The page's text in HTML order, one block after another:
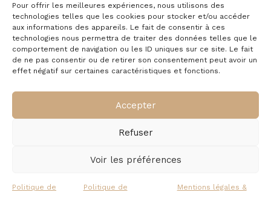
Pour offrir les meilleures expériences, nous utilisons des
technologies telles que les cookies pour stocker et/ou accéder
aux informations des appareils. Le fait de consentir à ces
technologies nous permettra de traiter des données telles que le
comportement de navigation ou les ID uniques sur ce site. Le fait
de ne pas consentir ou de retirer son consentement peut avoir un
effet négatif sur certaines caractéristiques et fonctions.
Accepter
Refuser
Voir les préférences
Politique de
Politique de
Mentions légales &
promotions et offres exclusives dans votre boîte
mail.
E-mail